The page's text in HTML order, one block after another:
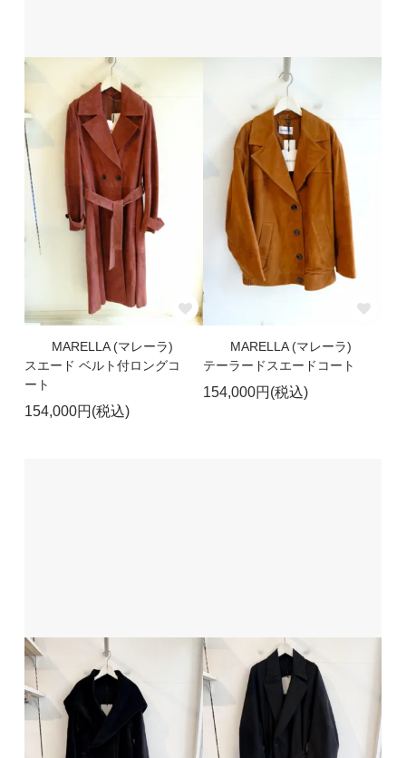
MARELLA (マレーラ)
スエード ベルト付ロングコ
ート
154,000円(税込)
MARELLA (マレーラ)
テーラードスエードコート
154,000円(税込)